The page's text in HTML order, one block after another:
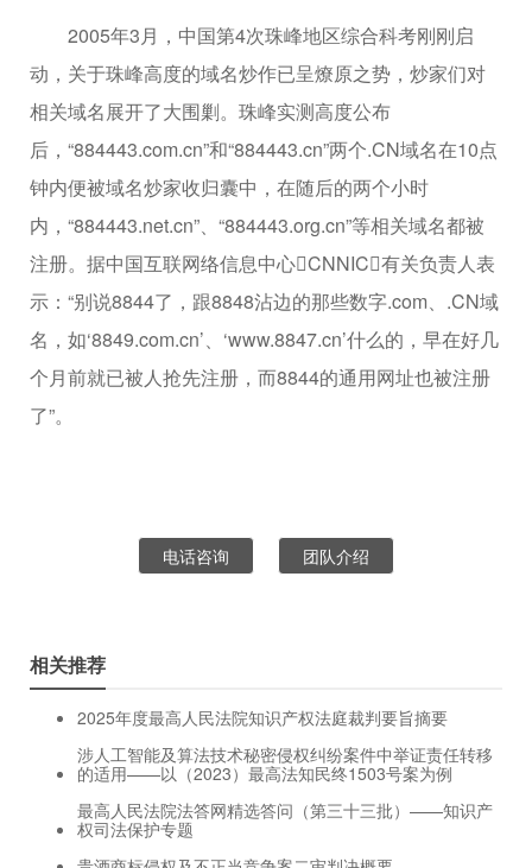
2005年3月，中国第4次珠峰地区综合科考刚刚启
动，关于珠峰高度的域名炒作已呈燎原之势，炒家们对
相关域名展开了大围剿。珠峰实测高度公布
后，“884443.com.cn”和“884443.cn”两个.CN域名在10点
钟内便被域名炒家收归囊中，在随后的两个小时
内，“884443.net.cn”、“884443.org.cn”等相关域名都被
注册。据中国互联网络信息中心CNNIC有关负责人表
示：“别说8844了，跟8848沾边的那些数字.com、.CN域
名，如‘8849.com.cn’、‘www.8847.cn’什么的，早在好几
个月前就已被人抢先注册，而8844的通用网址也被注册
了”。
电话咨询 团队介绍
相关推荐
2025年度最高人民法院知识产权法庭裁判要旨摘要
涉人工智能及算法技术秘密侵权纠纷案件中举证责任转移
的适用——以（2023）最高法知民终1503号案为例
最高人民法院法答网精选答问（第三十三批）——知识产
权司法保护专题